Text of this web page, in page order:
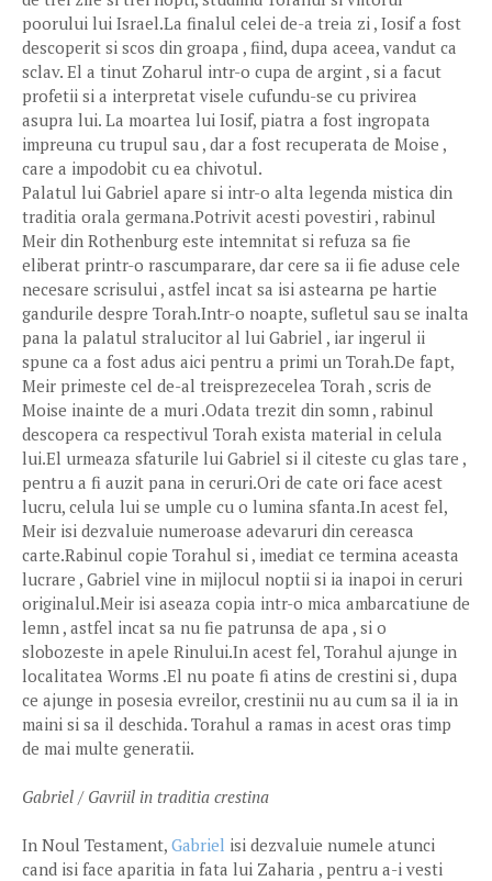
poorului lui Israel.La finalul celei de-a treia zi , Iosif a fost
descoperit si scos din groapa , fiind, dupa aceea, vandut ca
sclav. El a tinut Zoharul intr-o cupa de argint , si a facut
profetii si a interpretat visele cufundu-se cu privirea
asupra lui. La moartea lui Iosif, piatra a fost ingropata
impreuna cu trupul sau , dar a fost recuperata de Moise ,
care a impodobit cu ea chivotul.
Palatul lui Gabriel apare si intr-o alta legenda mistica din
traditia orala germana.Potrivit acesti povestiri , rabinul
Meir din Rothenburg este intemnitat si refuza sa fie
eliberat printr-o rascumparare, dar cere sa ii fie aduse cele
necesare scrisului , astfel incat sa isi astearna pe hartie
gandurile despre Torah.Intr-o noapte, sufletul sau se inalta
pana la palatul stralucitor al lui Gabriel , iar ingerul ii
spune ca a fost adus aici pentru a primi un Torah.De fapt,
Meir primeste cel de-al treisprezecelea Torah , scris de
Moise inainte de a muri .Odata trezit din somn , rabinul
descopera ca respectivul Torah exista material in celula
lui.El urmeaza sfaturile lui Gabriel si il citeste cu glas tare ,
pentru a fi auzit pana in ceruri.Ori de cate ori face acest
lucru, celula lui se umple cu o lumina sfanta.In acest fel,
Meir isi dezvaluie numeroase adevaruri din cereasca
carte.Rabinul copie Torahul si , imediat ce termina aceasta
lucrare , Gabriel vine in mijlocul noptii si ia inapoi in ceruri
originalul.Meir isi aseaza copia intr-o mica ambarcatiune de
lemn , astfel incat sa nu fie patrunsa de apa , si o
slobozeste in apele Rinului.In acest fel, Torahul ajunge in
localitatea Worms .El nu poate fi atins de crestini si , dupa
ce ajunge in posesia evreilor, crestinii nu au cum sa il ia in
maini si sa il deschida. Torahul a ramas in acest oras timp
de mai multe generatii.
Gabriel / Gavriil in traditia crestina
In Noul Testament, Gabriel isi dezvaluie numele atunci
cand isi face aparitia in fata lui Zaharia , pentru a-i vesti